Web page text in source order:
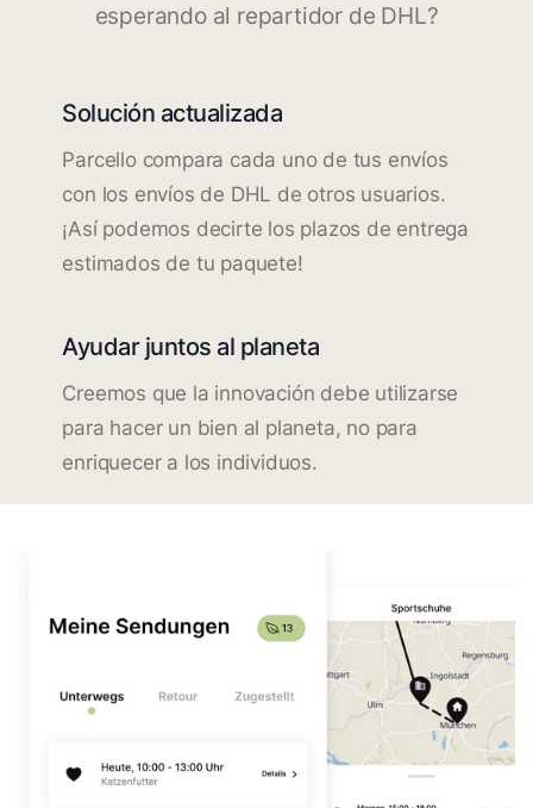
esperando al repartidor de DHL?
Solución actualizada
Parcello compara cada uno de tus envíos
con los envíos de DHL de otros usuarios.
¡Así podemos decirte los plazos de entrega
estimados de tu paquete!
Ayudar juntos al planeta
Creemos que la innovación debe utilizarse
para hacer un bien al planeta, no para
enriquecer a los individuos.